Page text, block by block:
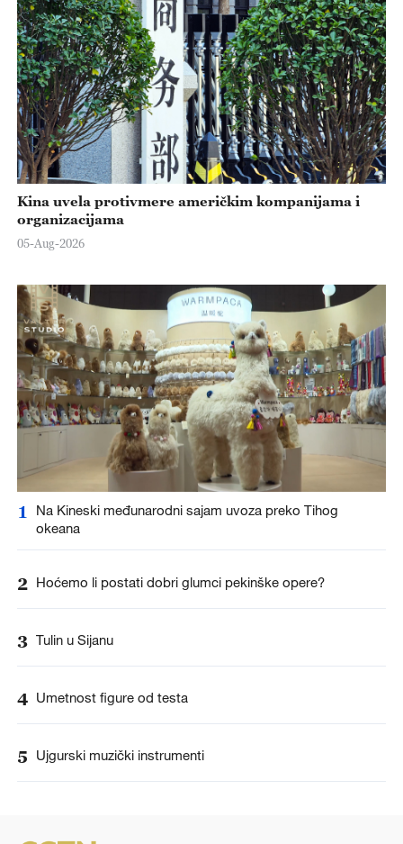
Kina uvela protivmere američkim kompanijama i
organizacijama
05-Aug-2026
1
Na Kineski međunarodni sajam uvoza preko Tihog
okeana
2 Hoćemo li postati dobri glumci pekinške opere?
3 Tulin u Sijanu
4 Umetnost figure od testa
5 Ujgurski muzički instrumenti